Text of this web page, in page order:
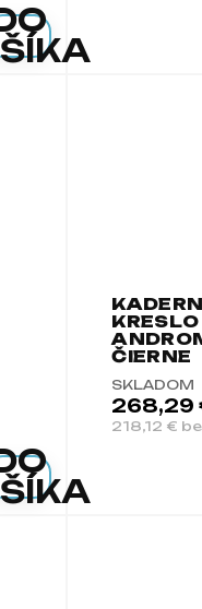
ČIERNE
SKLADOM
218,12 €
268,29